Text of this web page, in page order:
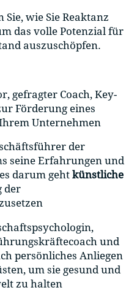
Sie, wie Sie Reaktanz
das volle Potenzial für
auszuschöpfen.
gefragter Coach, Key-
Förderung eines
Unternehmen
der
seine Erfahrungen und
darum geht künstliche
der
und
persönliches Anliegen
um sie gesund und
zu halten